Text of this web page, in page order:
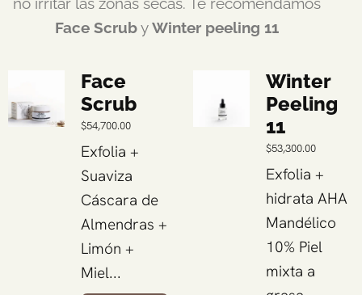
no irritar las zonas secas. Te recomendamos
Face ScrubyWinter peeling 11
Face
Scrub
$54,700.00
Exfolia +
Suaviza
Cáscara de
Almendras +
Limón +
Miel...
Winter
Peeling
11
$53,300.00
Exfolia +
hidrata AHA
Mandélico
10% Piel
mixta a